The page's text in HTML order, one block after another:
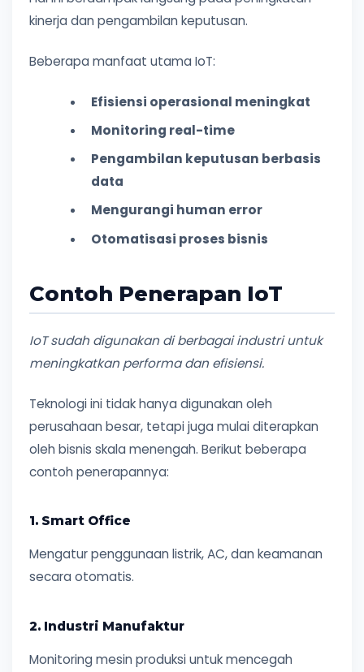
kinerja dan pengambilan keputusan.
Beberapa manfaat utama IoT:
Efisiensi operasional meningkat
Monitoring real-time
Pengambilan keputusan berbasis
data
Mengurangi human error
Otomatisasi proses bisnis
Contoh Penerapan IoT
IoT sudah digunakan di berbagai industri untuk
meningkatkan performa dan efisiensi.
Teknologi ini tidak hanya digunakan oleh
perusahaan besar, tetapi juga mulai diterapkan
oleh bisnis skala menengah. Berikut beberapa
contoh penerapannya:
1. Smart Office
Mengatur penggunaan listrik, AC, dan keamanan
secara otomatis.
2. Industri Manufaktur
Monitoring mesin produksi untuk mencegah